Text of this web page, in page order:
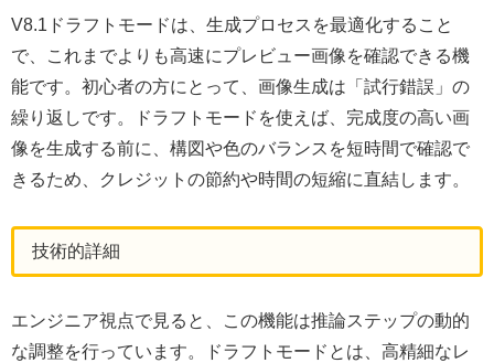
V8.1ドラフトモードは、生成プロセスを最適化すること
で、これまでよりも高速にプレビュー画像を確認できる機
能です。初心者の方にとって、画像生成は「試行錯誤」の
繰り返しです。ドラフトモードを使えば、完成度の高い画
像を生成する前に、構図や色のバランスを短時間で確認で
きるため、クレジットの節約や時間の短縮に直結します。
技術的詳細
エンジニア視点で見ると、この機能は推論ステップの動的
な調整を行っています。ドラフトモードとは、高精細なレ